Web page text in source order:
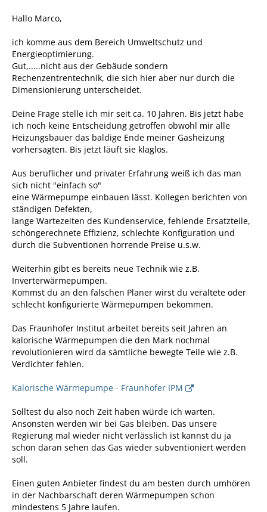
Hallo Marco,
ich komme aus dem Bereich Umweltschutz und
Energieoptimierung.
Gut,.....nicht aus der Gebäude sondern
Rechenzentrentechnik, die sich hier aber nur durch die
Dimensionierung unterscheidet.
Deine Frage stelle ich mir seit ca. 10 Jahren. Bis jetzt habe
ich noch keine Entscheidung getroffen obwohl mir alle
Heizungsbauer das baldige Ende meiner Gasheizung
vorhersagten. Bis jetzt läuft sie klaglos.
Aus beruflicher und privater Erfahrung weiß ich das man
sich nicht "einfach so"
eine Wärmepumpe einbauen lässt. Kollegen berichten von
ständigen Defekten,
lange Wartezeiten des Kundenservice, fehlende Ersatzteile,
schöngerechnete Effizienz, schlechte Konfiguration und
durch die Subventionen horrende Preise u.s.w.
Weiterhin gibt es bereits neue Technik wie z.B.
Inverterwärmepumpen.
Kommst du an den falschen Planer wirst du veraltete oder
schlecht konfigurierte Wärmepumpen bekommen.
Das Fraunhofer Institut arbeitet bereits seit Jahren an
kalorische Wärmepumpen die den Mark nochmal
revolutionieren wird da sämtliche bewegte Teile wie z.B.
Verdichter fehlen.
Kalorische Wärmepumpe - Fraunhofer IPM
Solltest du also noch Zeit haben würde ich warten.
Ansonsten werden wir bei Gas bleiben. Das unsere
Regierung mal wieder nicht verlässlich ist kannst du ja
schon daran sehen das Gas wieder subventioniert werden
soll.
Einen guten Anbieter findest du am besten durch umhören
in der Nachbarschaft deren Wärmepumpen schon
mindestens 5 Jahre laufen.